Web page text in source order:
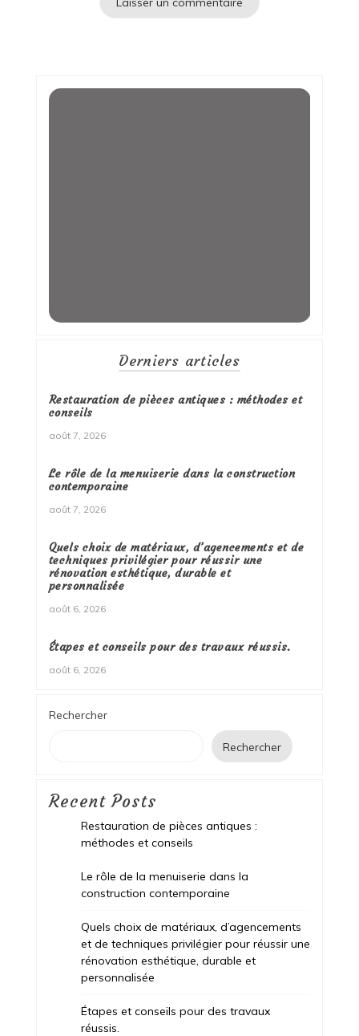
Derniers articles
Restauration de pièces antiques : méthodes et
conseils
août 7, 2026
Le rôle de la menuiserie dans la construction
contemporaine
août 7, 2026
Quels choix de matériaux, d’agencements et de
techniques privilégier pour réussir une
rénovation esthétique, durable et
personnalisée
août 6, 2026
Étapes et conseils pour des travaux réussis.
août 6, 2026
Rechercher
Rechercher
Recent Posts
Restauration de pièces antiques :
méthodes et conseils
Le rôle de la menuiserie dans la
construction contemporaine
Quels choix de matériaux, d’agencements
et de techniques privilégier pour réussir une
rénovation esthétique, durable et
personnalisée
Étapes et conseils pour des travaux
réussis.